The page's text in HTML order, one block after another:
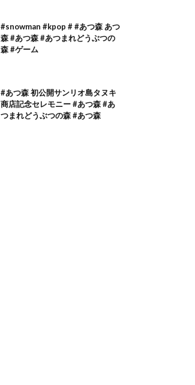
#snowman #kpop # #あつ森 あつ
森 #あつ森 #あつまれどうぶつの
森 #ゲーム
#あつ森 初公開サンリオ島タヌキ
商店記念セレモニー #あつ森 #あ
つまれどうぶつの森 #あつ森